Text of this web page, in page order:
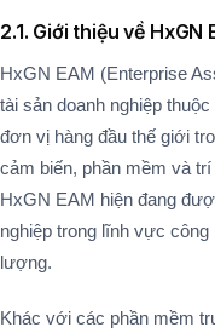
2.1. Giới thiệu về
HxGN EAM (Enterprise
tài sản doanh nghiệp
đơn vị hàng đầu thế giới
cảm biến, phần mềm và
HxGN EAM hiện đang
nghiệp trong lĩnh vực công
lượng.
Khác với các phần mềm